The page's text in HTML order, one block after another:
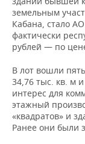
земельным
Кабана, стало
фактически
рублей — по
В лот вошли
34,76 тыс. кв. м
интерес для
этажный
«квадратов» и
Ранее они были